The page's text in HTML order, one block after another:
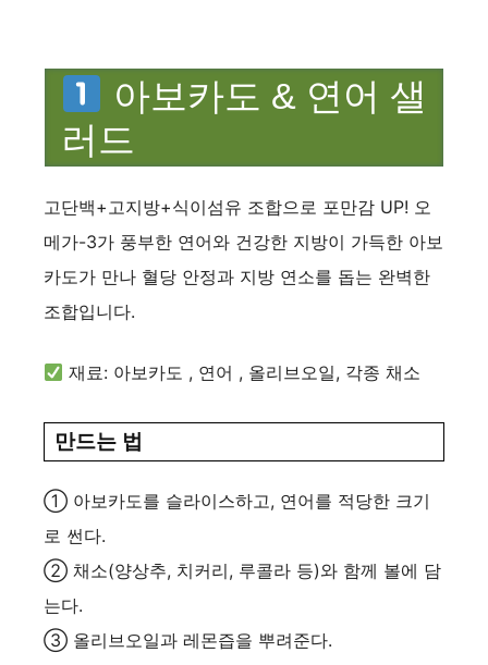
아보카도 & 연어 샐
러드
고단백+고지방+식이섬유 조합으로 포만감 UP! 오
메가-3가 풍부한 연어와 건강한 지방이 가득한 아보
카도가 만나 혈당 안정과 지방 연소를 돕는 완벽한
조합입니다.
재료: 아보카도 , 연어 , 올리브오일, 각종 채소
만드는 법
① 아보카도를 슬라이스하고, 연어를 적당한 크기
로 썬다.
② 채소(양상추, 치커리, 루콜라 등)와 함께 볼에 담
는다.
③ 올리브오일과 레몬즙을 뿌려준다.